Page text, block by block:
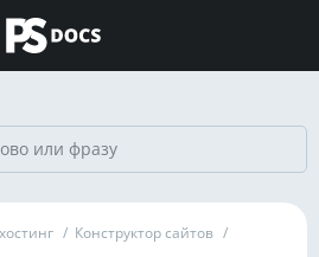
/ Конструктор сайтов /